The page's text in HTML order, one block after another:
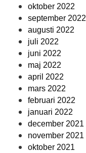
oktober 2022
september 2022
augusti 2022
juli 2022
juni 2022
maj 2022
april 2022
mars 2022
februari 2022
januari 2022
december 2021
november 2021
oktober 2021